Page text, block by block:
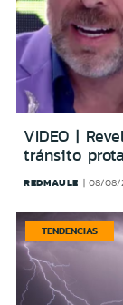
VIDEO |
tránsito
REDMAULE 08/08/
TENDENCIAS